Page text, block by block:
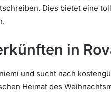
Dies bietet eine
in
und sucht nach
Heimat des